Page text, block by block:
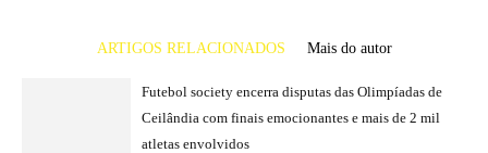
ARTIGOS RELACIONADOS Mais do autor
Futebol society encerra disputas das Olimpíadas de
Ceilândia com finais emocionantes e mais de 2 mil
atletas envolvidos